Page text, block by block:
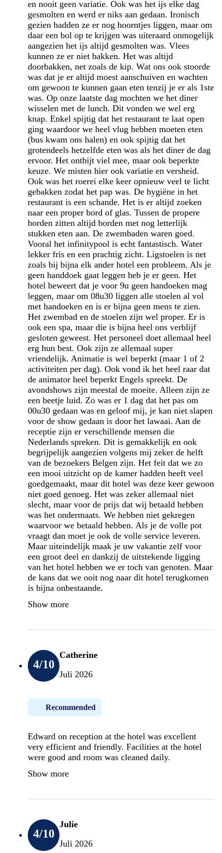
en nooit geen variatie. Ook was het ijs elke dag
gesmolten en werd er niks aan gedaan. Ironisch
gezien hadden ze er nog hoorntjes liggen, maar om
daar een bol op te krijgen was uiteraard onmogelijk
aangezien het ijs altijd gesmolten was. Vlees
kunnen ze er niet bakken. Het was altijd
doorbakken, net zoals de kip. Wat ons ook stoorde
was dat je er altijd moest aanschuiven en wachten
om gewoon te kunnen gaan eten tenzij je er als 1ste
was. Op onze laatste dag mochten we het diner
wisselen met de lunch. Dit vonden we wel erg
knap. Enkel spijtig dat het restaurant te laat open
ging waardoor we heel vlug hebben moeten eten
(bus kwam ons halen) en ook spijtig dat het
grotendeels hetzelfde eten was als het diner de dag
ervoor. Het ontbijt viel mee, maar ook beperkte
keuze. We misten hier ook variatie en versheid.
Ook was het roerei elke keer opnieuw veel te licht
gebakken zodat het pap was. De hygiëne in het
restaurant is een schande. Het is er altijd zoeken
naar een proper bord of glas. Tussen de propere
borden zitten altijd borden met nog letterlijk
stukken eten aan. De zwembaden waren goed.
Vooral het infinitypool is echt fantastisch. Water
lekker fris en een prachtig zicht. Ligstoelen is net
zoals bij bijna elk ander hotel een probleem. Als je
geen handdoek gaat leggen heb je er geen. Het
hotel beweert dat je voor 9u geen handoeken mag
leggen, maar om 08u30 liggen alle stoelen al vol
met handoeken en is er bijna geen mens te zien.
Het zwembad en de stoelen zijn wel proper. Er is
ook een spa, maar die is bijna heel ons verblijf
gesloten geweest. Het personeel doet allemaal heel
erg hun best. Ook zijn ze allemaal super
vriendelijk. Animatie is wel beperkt (maar 1 of 2
activiteiten per dag). Ook vond ik het heel raar dat
de animator heel beperkt Engels spreekt. De
avondshows zijn meestal de moeite. Alleen zijn ze
een beetje luid. Zo was er 1 dag dat het pas om
00u30 gedaan was en geloof mij, je kan niet slapen
voor de show gedaan is door het lawaai. Aan de
receptie zijn er verschillende mensen die
Nederlands spreken. Dit is gemakkelijk en ook
begrijpelijk aangezien volgens mij zeker de helft
van de bezoekers Belgen zijn. Het feit dat we zo
een mooi uitzicht op de kamer hadden heeft veel
goedgemaakt, maar dit hotel was deze keer gewoon
niet goed genoeg. Het was zeker allemaal niet
slecht, maar voor de prijs dat wij betaald hebben
was het ondermaats. We hebben niet gekregen
waarvoor we betaald hebben. Als je de volle pot
vraagt dan moet je ook de volle service leveren.
Maar uiteindelijk maak je uw vakantie zelf voor
een groot deel en dankzij de uitstekende ligging
van het hotel hebben we er toch van genoten. Maar
de kans dat we ooit nog naar dit hotel terugkomen
is bijna onbestaande.
Show more
4/10
Catherine
Juli 2026
Recommended
Edward on reception at the hotel was excellent
very efficient and friendly. Facilities at the hotel
were good and room was cleaned daily.
Show more
4/10
Julie
Juli 2026